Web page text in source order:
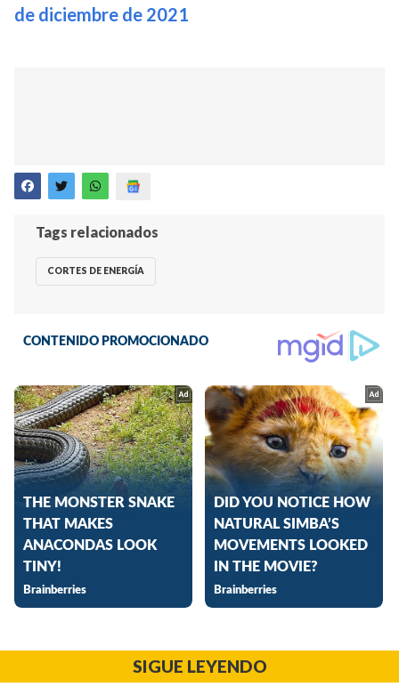
de diciembre de 2021
Tags relacionados
CORTES DE ENERGÍA
SIGUE LEYENDO